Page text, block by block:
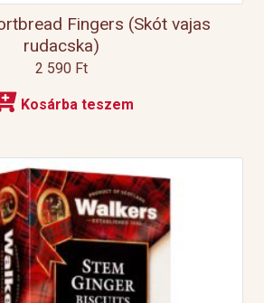
Fingers (Skót vajas
rudacska)
2 590 Ft
Kosárba teszem